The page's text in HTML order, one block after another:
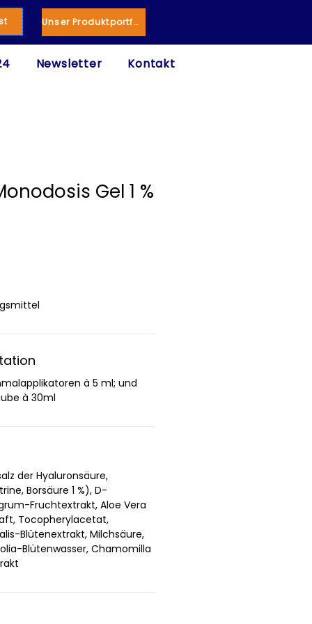
Unser Produktportfolio
Newsletter Kontakt
Gel 1 %
à 5 ml; und
à 30ml
der Hyaluronsäure,
Borsäure 1 %), D-
Fruchtextrakt, Aloe Vera
Tocopherylacetat,
Blütenextrakt, Milchsäure,
Blütenwasser, Chamomilla